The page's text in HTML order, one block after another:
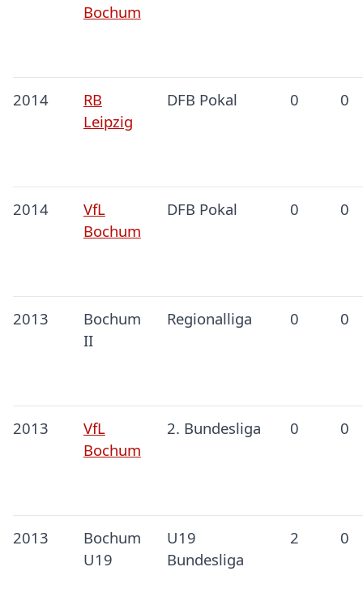
Bochum
2014
RB
Leipzig
DFB Pokal 0 0
2014
VfL
Bochum
DFB Pokal 0 0
2013
Bochum
II
Regionalliga 0 0
2013
VfL
Bochum
2. Bundesliga 0 0
2013
Bochum
U19
U19
Bundesliga
2 0